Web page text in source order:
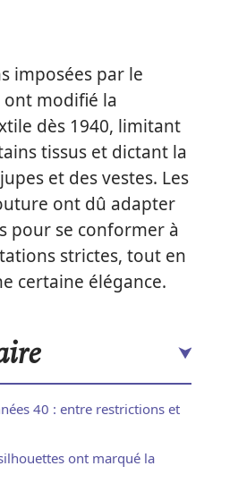
imposées par le
modifié la
dès 1940, limitant
tissus et dictant la
et des vestes. Les
ont dû adapter
pour se conformer à
strictes, tout en
certaine élégance.
40 : entre restrictions et
ont marqué la